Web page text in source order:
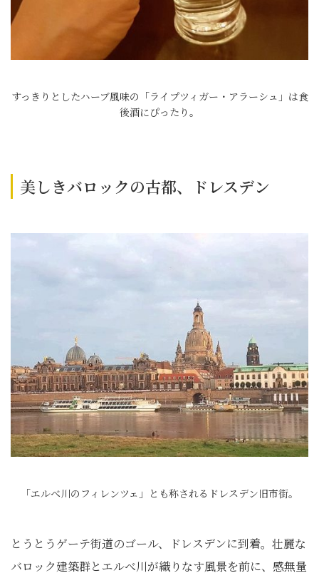
すっきりとしたハーブ風味の「ライプツィガー・アラーシュ」は食
後酒にぴったり。
美しきバロックの古都、ドレスデン
「エルべ川のフィレンツェ」とも称されるドレスデン旧市街。
とうとうゲーテ街道のゴール、ドレスデンに到着。壮麗な
バロック建築群とエルべ川が織りなす風景を前に、感無量